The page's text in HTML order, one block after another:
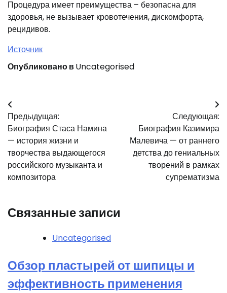
Процедура имеет преимущества – безопасна для
здоровья, не вызывает кровотечения, дискомфорта,
рецидивов.
Источник
Опубликовано вUncategorised
Навигация
по
записям
Предыдущая:
Биография Стаса Намина
— история жизни и
творчества выдающегося
российского музыканта и
композитора
Следующая:
Биография Казимира
Малевича — от раннего
детства до гениальных
творений в рамках
супрематизма
Связанные записи
Uncategorised
Обзор пластырей от шипицы и
эффективность применения